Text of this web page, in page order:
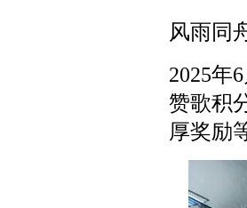
风雨同
2025年
赞歌积
厚奖励